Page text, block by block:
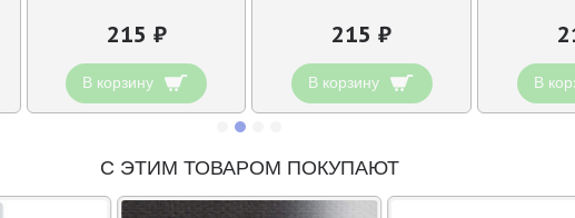
215 ₽
В корзину
215 ₽
В корзину В
С ЭТИМ ТОВАРОМ ПОКУПАЮТ